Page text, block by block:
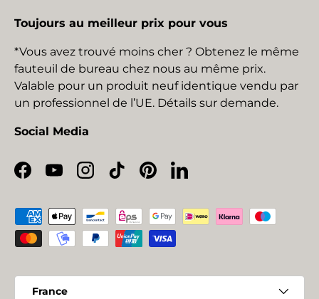
Toujours au meilleur prix pour vous
*Vous avez trouvé moins cher ? Obtenez le même
fauteuil de bureau chez nous au même prix.
Valable pour un produit neuf identique vendu par
un professionnel de l’UE. Détails sur demande.
Social Media
Facebook
YouTubeInstagram
TikTokPinterestLinkedIn
Moyens de paiement acceptés
France